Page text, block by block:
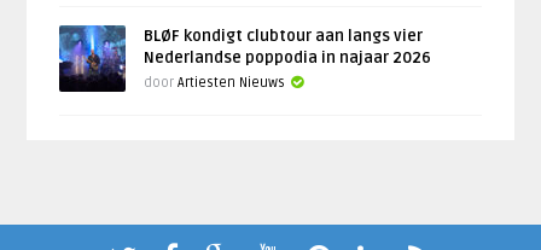
BLØF kondigt clubtour aan langs vier
Nederlandse poppodia in najaar 2026
doorArtiesten Nieuws